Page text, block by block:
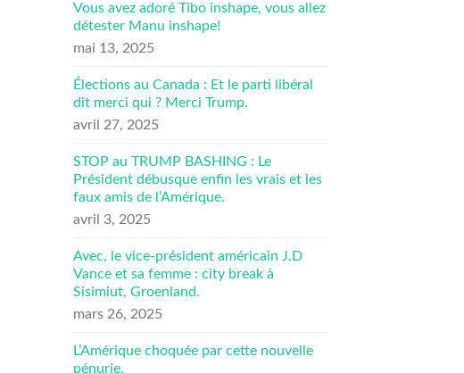
Vous avez adoré Tibo inshape, vous allez
détester Manu inshape!
mai 13, 2025
Élections au Canada : Et le parti libéral
dit merci qui ? Merci Trump.
avril 27, 2025
STOP au TRUMP BASHING : Le
Président débusque enfin les vrais et les
faux amis de l’Amérique.
avril 3, 2025
Avec, le vice-président américain J.D
Vance et sa femme : city break à
Sisimiut, Groenland.
mars 26, 2025
L’Amérique choquée par cette nouvelle
pénurie.